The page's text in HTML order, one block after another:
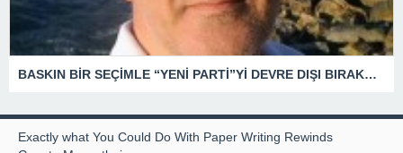
BASKIN BİR SEÇİMLE “YENİ PARTİ”Yİ DEVRE DIŞI BIRAKMAK İÇİN DÜĞMEYE Mİ BASILDI?
Exactly what You Could Do With Paper Writing Rewinds